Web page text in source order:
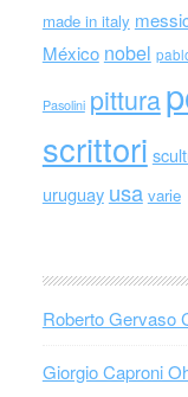
made in italy
México nobel
Pasolini pittura
scrittori
uruguay usa varie
Roberto Gervaso
Giorgio Caproni